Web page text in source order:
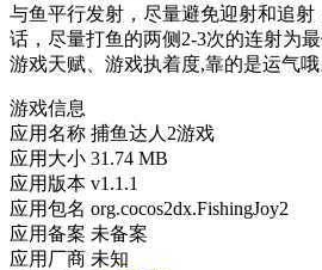
与鱼平行发射，尽量避免迎射和追
话，尽量打鱼的两侧2-3次的连射为
游戏天赋、游戏执着度,靠的是运气哦
游戏信息
应用名称 捕鱼达人2游戏
应用大小 31.74 MB
应用版本 v1.1.1
应用包名 org.cocos2dx.FishingJoy2
应用备案 未备案
应用厂商 未知